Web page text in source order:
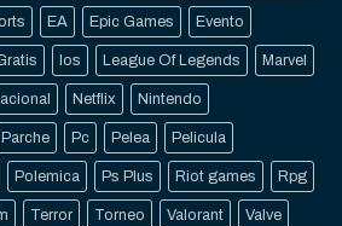
EA Epic Games Evento
Ios League Of Legends Marvel
Netflix Nintendo
Parche Pc Pelea Pelicula
Polemica Ps Plus Riot games Rpg
Terror Torneo Valorant Valve